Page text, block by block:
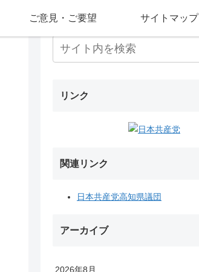
ご意見・ご要望 サイトマップ
リンク
関連リンク
日本共産党高知県議団
アーカイブ
2026年8月